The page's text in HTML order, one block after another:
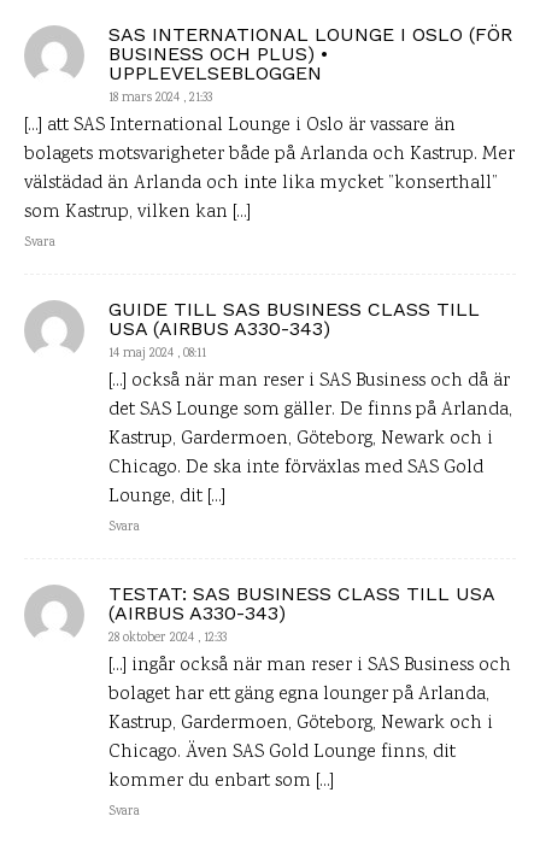
SAS INTERNATIONAL LOUNGE I OSLO (FÖR
BUSINESS OCH PLUS) •
UPPLEVELSEBLOGGEN
18 mars 2024 , 21:33
[…] att SAS International Lounge i Oslo är vassare än
bolagets motsvarigheter både på Arlanda och Kastrup. Mer
välstädad än Arlanda och inte lika mycket ”konserthall”
som Kastrup, vilken kan […]
Svara
GUIDE TILL SAS BUSINESS CLASS TILL
USA (AIRBUS A330-343)
14 maj 2024 , 08:11
[…] också när man reser i SAS Business och då är
det SAS Lounge som gäller. De finns på Arlanda,
Kastrup, Gardermoen, Göteborg, Newark och i
Chicago. De ska inte förväxlas med SAS Gold
Lounge, dit […]
Svara
TESTAT: SAS BUSINESS CLASS TILL USA
(AIRBUS A330-343)
28 oktober 2024 , 12:33
[…] ingår också när man reser i SAS Business och
bolaget har ett gäng egna lounger på Arlanda,
Kastrup, Gardermoen, Göteborg, Newark och i
Chicago. Även SAS Gold Lounge finns, dit
kommer du enbart som […]
Svara